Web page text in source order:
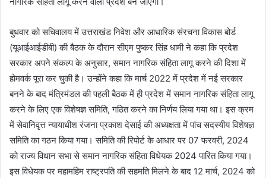
बुधवार को सचिवालय में उत्तराखंड निवेश और आधारिक संरचना विकास बोर्ड
(यूआईआईडीबी) की बैठक के दौरान सीएम पुष्कर सिंह धामी ने कहा कि प्रदेश
सरकार अपने संकल्प के अनुसार, समान नागरिक संहिता लागू करने की दिशा में
होमवर्क पूरा कर चुकी है। उन्होंने कहा कि मार्च 2022 में प्रदेश में नई सरकार
बनने के बाद मंत्रिमंडल की पहली बैठक में ही प्रदेश में समान नागरिक संहिता लागू
करने के लिए एक विशेषज्ञ समिति, गठित करने का निर्णय लिया गया था। इस क्रम
में सेवानिवृत्त न्यायाधीश रंजना प्रकाश देसाई की अध्यक्षता में पांच सदस्यीय विशेषज्ञ
समिति का गठन किया गया। समिति की रिपोर्ट के आधार पर 07 फरवरी, 2024
को राज्य विधान सभा से समान नागरिक संहिता विधेयक 2024 पारित किया गया।
इस विधेयक पर महामहिम राष्ट्रपति की सहमति मिलने के बाद 12 मार्च, 2024 को